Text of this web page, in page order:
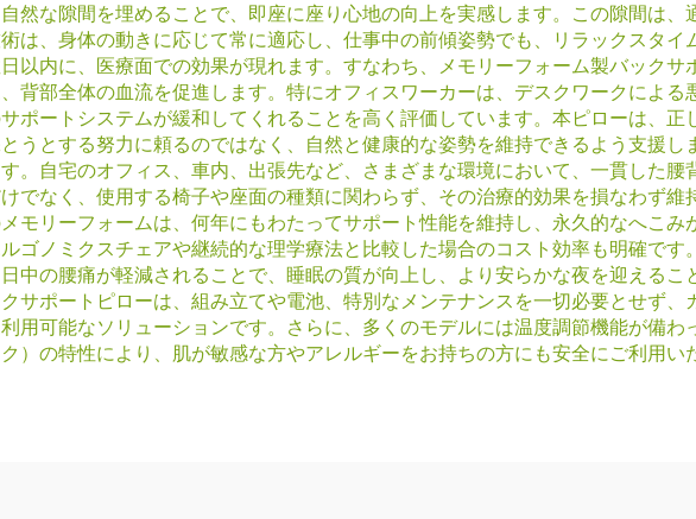
然な隙間を埋めることで、即座に座り心地の向上を実感します。この隙間は、
は、身体の動きに応じて常に適応し、仕事中の前傾姿勢でも、リラックスタ
以内に、医療面での効果が現れます。すなわち、メモリーフォーム製バック
背部全体の血流を促進します。特にオフィスワーカーは、デスクワークによ
ートシステムが緩和してくれることを高く評価しています。本ピローは、正
うとする努力に頼るのではなく、自然と健康的な姿勢を維持できるよう支援
。自宅のオフィス、車内、出張先など、さまざまな環境において、一貫した
でなく、使用する椅子や座面の種類に関わらず、その治療的効果を損なわず
モリーフォームは、何年にもわたってサポート性能を維持し、永久的なへこ
ゴノミクスチェアや継続的な理学療法と比較した場合のコスト効率も明確で
中の腰痛が軽減されることで、睡眠の質が向上し、より安らかな夜を迎える
サポートピローは、組み立てや電池、特別なメンテナンスを一切必要とせず
用可能なソリューションです。さらに、多くのモデルには温度調節機能が備
）の特性により、肌が敏感な方やアレルギーをお持ちの方にも安全にご利用い